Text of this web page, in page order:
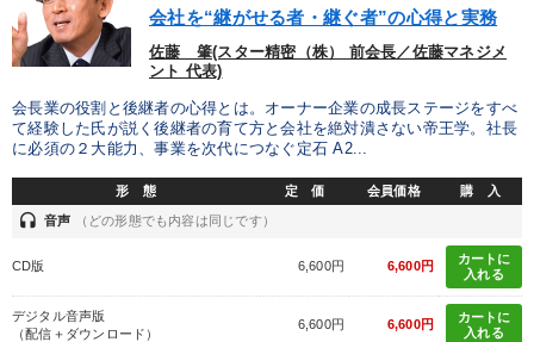
会社を“継がせる者・継ぐ者”の心得と実務
佐藤 肇(スター精密（株） 前会長／佐藤マネジメ
ント 代表)
会長業の役割と後継者の心得とは。オーナー企業の成長ステージをすべ
て経験した氏が説く後継者の育て方と会社を絶対潰さない帝王学。社長
に必須の２大能力、事業を次代につなぐ定石 A2...
形 態 定 価 会員価格 購 入
headset 音声 （どの形態でも内容は同じです）
CD版 6,600円 6,600円
カートに
入れる
デジタル音声版
（配信＋ダウンロード）
6,600円 6,600円
カートに
入れる